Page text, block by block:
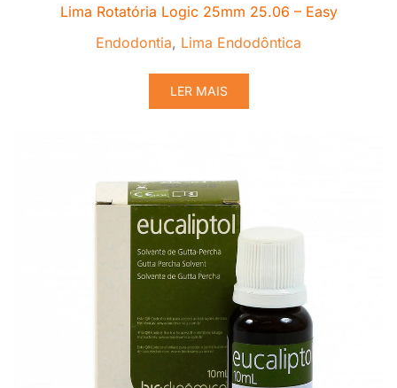
Lima Rotatória Logic 25mm 25.06 – Easy
Endodontia, Lima Endodôntica
LER MAIS